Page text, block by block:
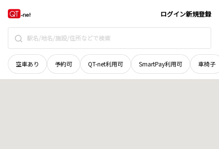
ログイン新規登録
空車あり 予約可 QT-net利用可 SmartPay利用可 車椅子
茨城県